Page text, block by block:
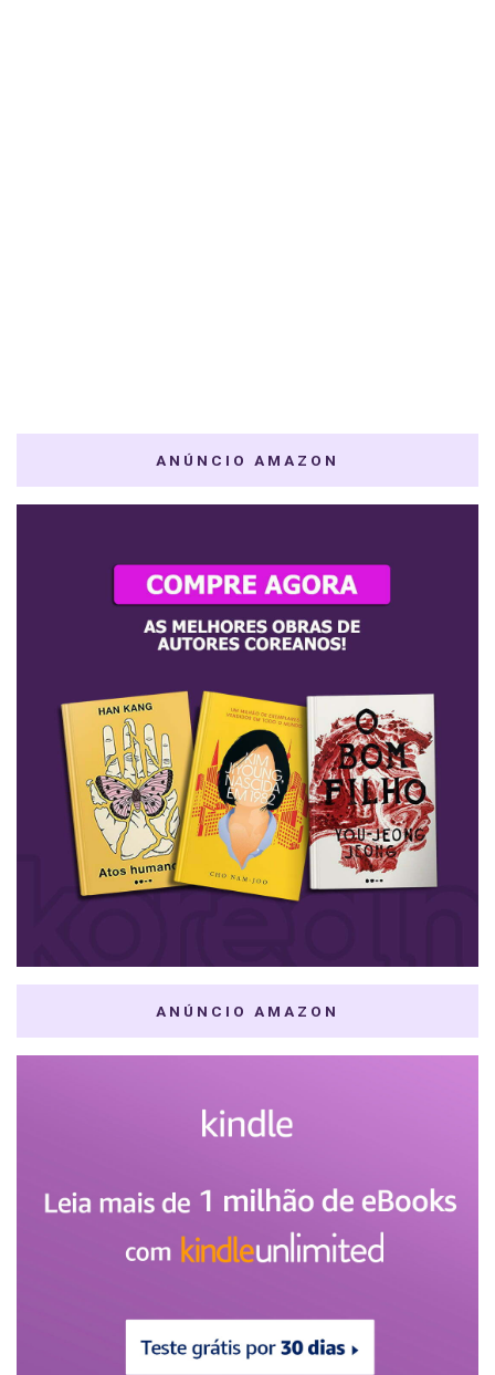
ANÚNCIO AMAZON
ANÚNCIO AMAZON